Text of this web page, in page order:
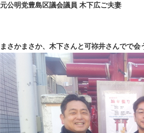
元公明党豊島区議会議員 木下広ご夫妻
まさかまさか、木下さんと可祢井さんでで会